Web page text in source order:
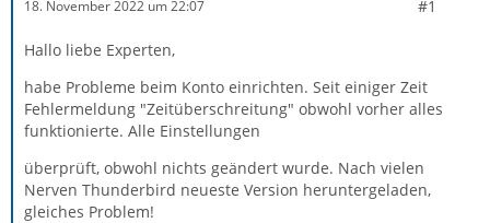
18. November 2022 um 22:07 #1
Hallo liebe Experten,
habe Probleme beim Konto einrichten. Seit einiger Zeit
Fehlermeldung "Zeitüberschreitung" obwohl vorher alles
funktionierte. Alle Einstellungen
überprüft, obwohl nichts geändert wurde. Nach vielen
Nerven Thunderbird neueste Version heruntergeladen,
gleiches Problem!